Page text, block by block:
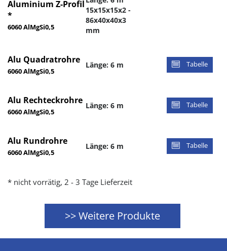
Aluminium Z-Profil
*
6060 AlMgSi0,5
15x15x15x2 -
86x40x40x3
mm
Alu Quadratrohre
6060 AlMgSi0,5
Länge: 6 m Tabelle
Alu Rechteckrohre
6060 AlMgSi0,5
Länge: 6 m Tabelle
Alu Rundrohre
6060 AlMgSi0,5
Länge: 6 m Tabelle
* nicht vorrätig, 2 - 3 Tage Lieferzeit
>> Weitere Produkte